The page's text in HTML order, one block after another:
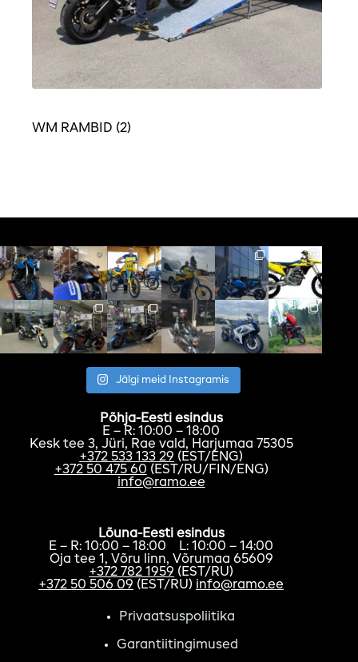
WM RAMBID (2)
Jälgi meid Instagramis
Põhja-Eesti esindus
E – R: 10:00 – 18:00
Kesk tee 3, Jüri, Rae vald, Harjumaa 75305
+372 533 133 29 (EST/ENG)
+372 50 475 60 (EST/RU/FIN/ENG)
info@ramo.ee
Lõuna-Eesti esindus
E – R: 10:00 – 18:00 L: 10:00 – 14:00
Oja tee 1, Võru linn, Võrumaa 65609
+372 782 1959 (EST/RU)
+372 50 506 09 (EST/RU) info@ramo.ee
Privaatsuspoliitika
Garantiitingimused